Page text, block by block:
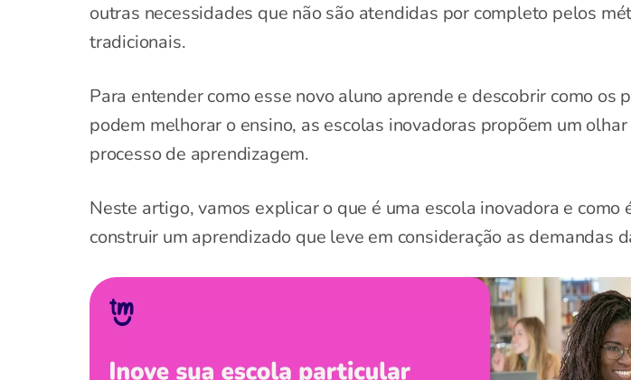
outras necessidades que não são atendidas por completo pelos
tradicionais.
Para entender como esse novo aluno aprende e descobrir como os
podem melhorar o ensino, as escolas inovadoras propõem um
processo de aprendizagem.
Neste artigo, vamos explicar o que é uma escola inovadora e como
construir um aprendizado que leve em consideração as demandas